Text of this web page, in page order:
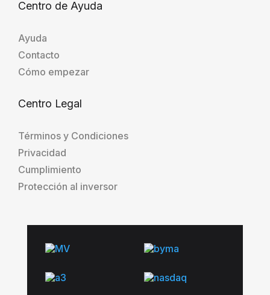
Centro de Ayuda
Ayuda
Contacto
Cómo empezar
Centro Legal
Términos y Condiciones
Privacidad
Cumplimiento
Protección al inversor